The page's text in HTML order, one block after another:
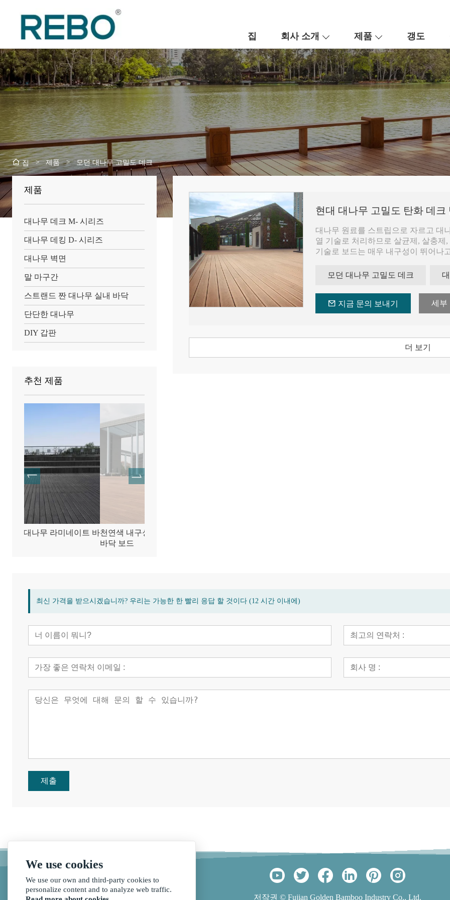
집 회사 소개 제품 갱도
집 > 제품 > 모던 대나무 고밀도 데크
제품
대나무 데크 M- 시리즈
대나무 데킹 D- 시리즈
대나무 벽면
말 마구간
스트랜드 짠 대나무 실내 바닥
단단한 대나무
DIY 갑판
추천 제품
트 바천연색 내구성 대나무 야외 데크
현대 대나무 고밀도 탄화 데크
대나무 원료를 스트립으로 자르고 대
열 기술로 처리하므로 살균제, 살충제
기술로 보드는 매우 내구성이 뛰어나
리보 대나무 데크에는 네 가지 표면
평평한 표면. 원하는 것을 선택할 수 있
모던 대나무 고밀도 데크
지금 문의 보내기 세부
더 보기
최신 가격을 받으시겠습니까? 우리는 가능한 한 빨리 응답 할 것이다 (12 시간 이내에)
제출
저작권 © Fujian Golden Bamboo Industry Co., Ltd.
We use cookies
We use our own and third-party cookies to
personalize content and to analyze web traffic.